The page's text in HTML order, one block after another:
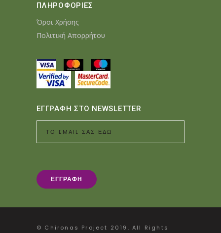
ΠΛΗΡΟΦΟΡΙΕΣ
Όροι Χρήσης
Πολιτική Απορρήτου
ΕΓΓΡΑΦΗ ΣΤΟ NEWSLETTER
© Chironas Project 2019. All Rights